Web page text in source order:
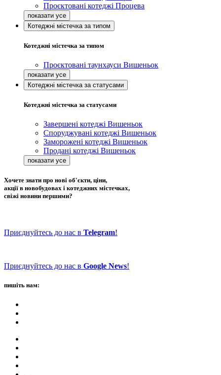
Проєктовані котеджі Процева
Котеджні містечка за типом
Котеджні містечка за типом
Проєктовані таунхауси Вишеньок
Котеджні містечка за статусами
Котеджні містечка за статусами
Завершені котеджі Вишеньок
Споруджувані котеджі Вишеньок
Заморожені котеджі Вишеньок
Продані котеджі Вишеньок
Хочете знати про нові об'єкти, ціни,
акції в новобудовах і котеджних містечках,
свіжі новини першими?
Приєднуйтесь до нас в Telegram!
Приєднуйтесь до нас в Google News!
пишіть нам: